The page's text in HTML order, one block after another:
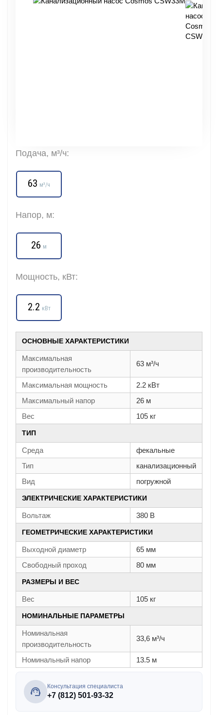
Подача, м³/ч:
63 м³/ч
Напор, м:
26 м
Мощность, кВт:
2.2 кВт
ОСНОВНЫЕ ХАРАКТЕРИСТИКИ
Максимальная
производительность
63 м³/ч
Максимальная мощность
2.2 кВт
Максимальный напор
26 м
Вес
105 кг
ТИП
Среда
фекальные
Тип
канализационный
Вид
погружной
ЭЛЕКТРИЧЕСКИЕ ХАРАКТЕРИСТИКИ
Вольтаж 380 В
ГЕОМЕТРИЧЕСКИЕ ХАРАКТЕРИСТИКИ
Выходной диаметр
65 мм
Свободный проход
80 мм
РАЗМЕРЫ И ВЕС
Вес 105 кг
НОМИНАЛЬНЫЕ ПАРАМЕТРЫ
Номинальная
производительность
33,6 м³/ч
Номинальный напор 13.5 м
Консультация специалиста
+7 (812) 501-93-32